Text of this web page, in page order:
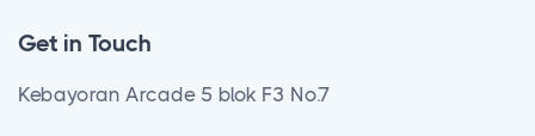
Get in Touch
Kebayoran Arcade 5 blok F3 No.7